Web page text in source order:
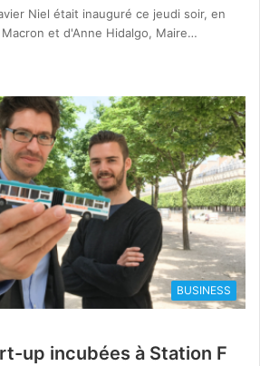
Niel était inauguré ce jeudi soir, en
et d'Anne Hidalgo, Maire…
BUSINESS
up incubées à Station F